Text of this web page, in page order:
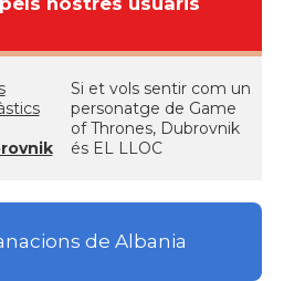
Si et vols sentir com un
personatge de Game
of Thrones, Dubrovnik
és EL LLOC
de Albania